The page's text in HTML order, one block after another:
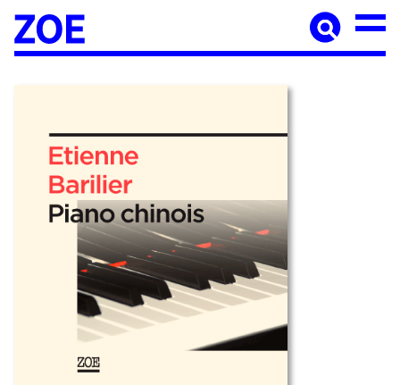
Accueil
À paraître
Catalogue
Auteur·ices
Agenda
Les éditions Zoé
Diffusion
Médiation culturelle
Manuscrits
Foreign rights
Contact
Mentions légales